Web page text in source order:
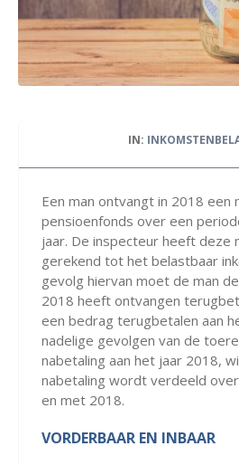
IN:
Een man ontvangt in 2018 een
pensioenfonds over een
jaar. De inspecteur heeft deze
gerekend tot het belastbaar
gevolg hiervan moet de man
2018 heeft ontvangen
een bedrag terugbetalen aan
nadelige gevolgen van de
nabetaling aan het jaar 2018,
nabetaling wordt verdeeld
en met 2018.
VORDERBAAR EN INBAAR